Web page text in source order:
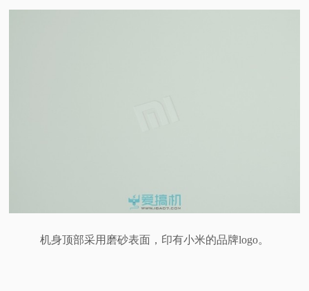
机身顶部采用磨砂表面，印有小米的品牌logo。